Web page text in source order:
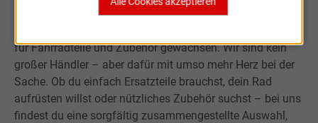
Was mit der Leidenschaft für Sport begann, ist über fast
für Fahrradteile und Zubehör gewachsen. Wir sind kein
großer Händler – aber dafür mit umso mehr Herz bei der
Sache. Ob du einfach Ersatzteile brauchst, dein Rad
aufrüsten willst oder nützliches Zubehör suchst – bei uns
findest du eine sorgfältig zusammengestellte Auswahl,